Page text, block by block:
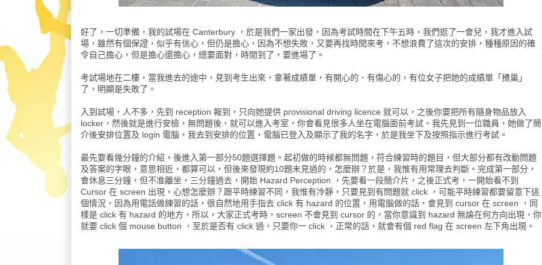
好了，一切準備，我的試場在 Canterbury ，於是我們一家出發，因為考試時間在下午五時，我們逛了一會兒，我才進入試
場，雖然有個保證，似乎有信心，但仍是擔心，因為不想失敗，又要再找時間來考，不想浪費了這次的安排，種種原因的確
令自己擔心，但是擔心還擔心，總要面對，時間到了，要進場了。
考試場地在二樓，當我進去的途中，見到考生出來，拿著成績單，有開心的、有傷心的，有位女子把她的成績單「揸巢」
了，明顯是失敗了。
入到試場，人不多，先到 reception 報到，只向她提供 provisional driving licence 就可以，之後你要把所有隨身物品放入
locker，然後就是進行安檢，無問題後，就可以進入考室，你會看見很多人坐在電腦面前考試。我先見到一位職員，她做了簡
介後安排位置及 login 電腦，我去到安排的位置，電腦已登入及顯示了我的名字，於是我坐下及按照指示進行考試。
最先要看幾分鐘的介紹，後進入第一部分50題選擇題。起初做的時候都無問題，符合練習時的題目，但大部分都有改動問題
及答案的字眼，意思相近，都算可以，但後來發現約10題未見過的，怎麼辦？於是，我惟有用常理去判斷。完成第一部分，
會休息三分鐘，但不准離坐，三分鐘過去，開始 Hazard Perception ，先要看一段簡介片，之後正式考，一開始看不到
Cursor 在 screen 出現，心想怎麼辦？跟平時練習不同，我惟有冷靜，只要見到有問題就 click ，可能平時練習都要留意下這
個情況，因為用電話做練習的話，很自然地用手指去 click 有 hazard 的位置，用電腦做的話，會見到 cursor 在 screen ，同
樣是 click 有 hazard 的地方，所以，大家正式考時，screen 不會見到 cursor 的，當你意識到 hazard 無論在何方向出現，你
就要 click 個 mouse button ，至於是否有 click 過，只要你一 click ，正常的話，就會有個 red flag 在 screen 左下角出現。